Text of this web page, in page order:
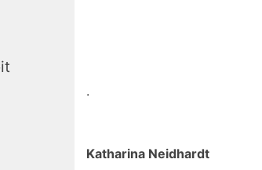
.
Katharina Neidhardt